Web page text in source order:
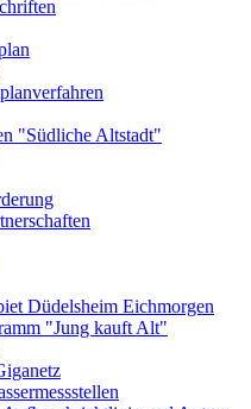
"Südliche Altstadt"
Düdelsheim Eichmorgen
"Jung kauft Alt"